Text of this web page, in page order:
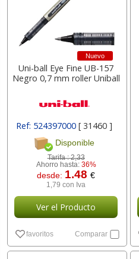
Nuevo
Uni-ball Eye Fine UB-157
Negro 0,7 mm roller Uniball
Ref: 524397000[ 31460 ]
Disponible
Tarifa :2,33
Ahorro hasta: 36%
desde: 1.48€
1,79 con Iva
Ver el Producto
favoritos Comparar